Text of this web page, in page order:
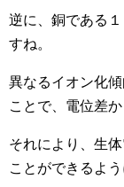
逆に、銅である
すね。
異なるイオン化
ことで、電位差
それにより、生
ことができるよ